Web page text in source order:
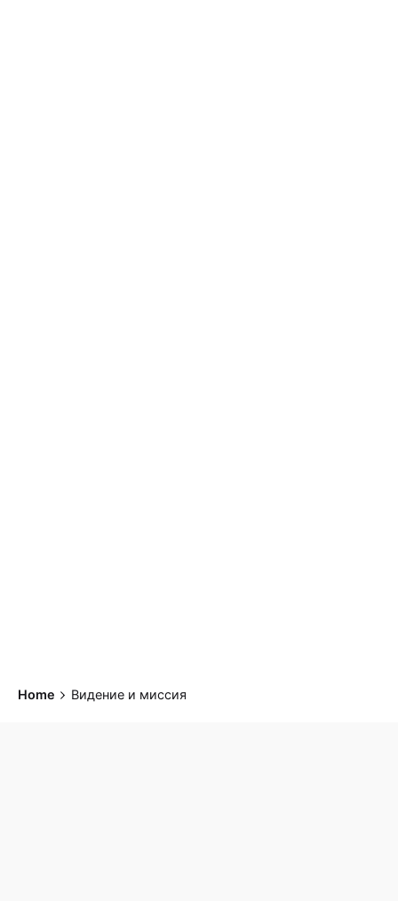
Home Видение и миссия